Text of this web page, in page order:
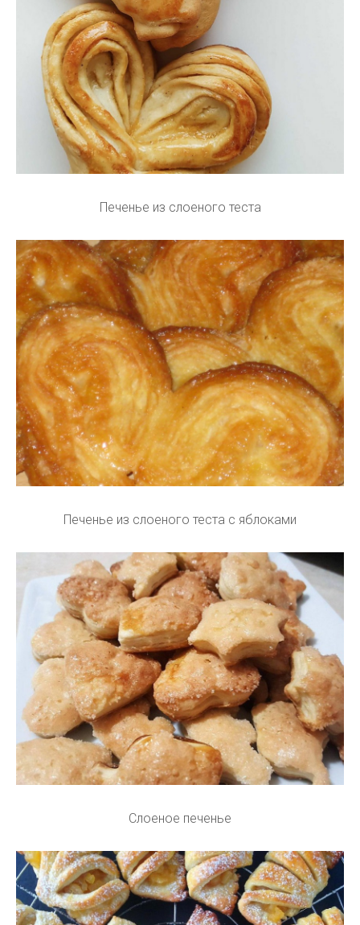
Печенье из слоеного теста
Печенье из слоеного теста с яблоками
Слоеное печенье